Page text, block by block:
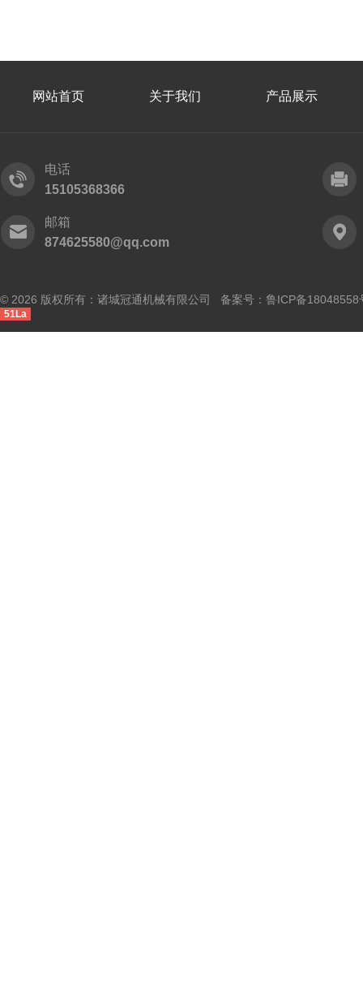
网站首页 关于我们 产品展示
电话
15105368366
邮箱
874625580@qq.com
© 2026 版权所有：诸城冠通机械有限公司 备案号： 鲁ICP备18048558
51La